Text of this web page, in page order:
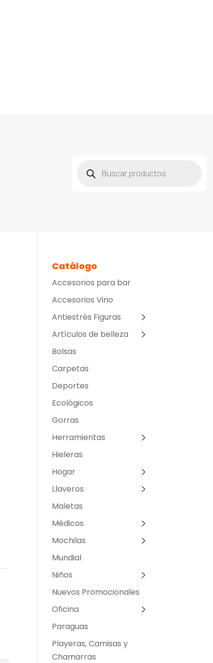
productos
Catálogo
Accesorios para bar
Accesorios Vino
Antiestrés Figuras
Artículos de belleza
Bolsas
Carpetas
Deportes
Ecológicos
Gorras
Herramientas
Hieleras
Hogar
Llaveros
Maletas
Médicos
Mochilas
Mundial
Niños
Nuevos Promocionales
Oficina
Paraguas
Playeras, Camisas y
Chamarras